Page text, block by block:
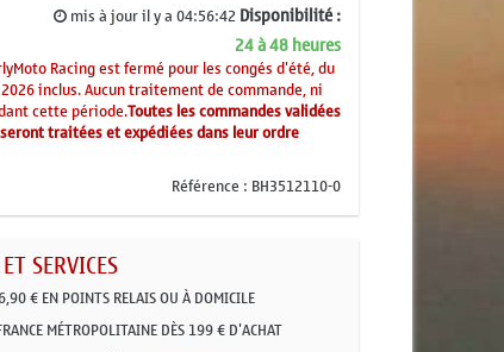
mis à jour il y a04:56:42Disponibilité :
24 à 48 heures
Racing est fermé pour les congés d'été, du
inclus. Aucun traitement de commande, ni
cette période.Toutes les commandes validées
traitées et expédiées dans leur ordre
Référence : BH3512110-0
SERVICES
€ EN POINTS RELAIS OU À DOMICILE
MÉTROPOLITAINE DÈS 199 € D'ACHAT